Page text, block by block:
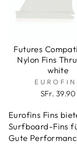
Futures
Nylon Fins
white
SFr. 39.90
Eurofins Fins
Surfboard-Fins
Gute